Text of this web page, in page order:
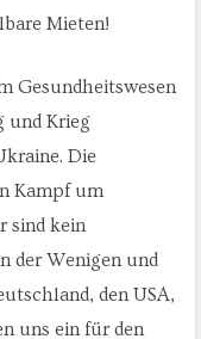
Mieten!
Gesundheitswesen
und Krieg
Die
Kampf um
sind kein
der Wenigen und
den USA,
uns ein für den